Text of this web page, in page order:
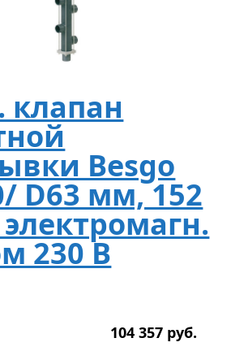
клапан
Besgo
D63 мм, 152
230 В
104 357 руб.